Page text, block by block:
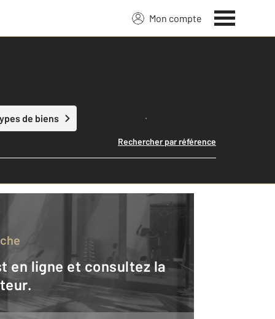
Mon compte
de biens Lancer ma recherche
Rechercher par référence